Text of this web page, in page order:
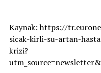
Kaynak: https://
sicak-kirli-su-artan-
krizi?